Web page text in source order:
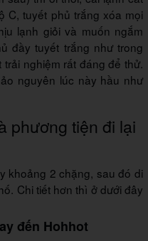
C, tuyết phủ trắng xóa mọi
lạnh giỏi và muốn ngắm
đầy tuyết trắng như trong
nghiệm rất đáng để thử.
nguyên lúc này hầu như
phương tiện đi lại
khoảng 2 chặng, sau đó di
Chi tiết hơn thì ở dưới đây
đến Hohhot